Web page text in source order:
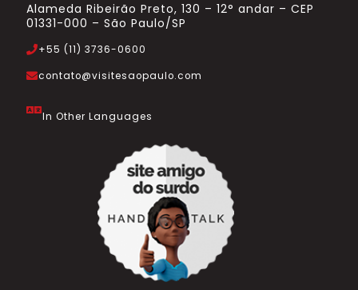
Alameda Ribeirão Preto, 130 – 12° andar – CEP
01331-000 – São Paulo/SP
+55 (11) 3736-0600
contato@visitesaopaulo.com
In Other Languages